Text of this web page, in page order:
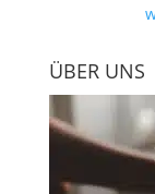
ÜBER UNS